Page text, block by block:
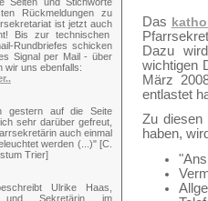
Das
Dazu
wichtigen
März
entlastet
Zu diesen
haben,
Rückmeldungen zu
ist jetzt auch
Bis zur technischen
Rundbriefes schicken
Signal per Mail - über
wir uns ebenfalls:
gestern auf die Seite
sehr darüber gefreut,
auch einmal
werden (...)" [C.
Trier]
Ulrike Haas,
und Sekretärin im